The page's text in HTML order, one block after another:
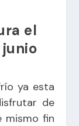
el
ya esta
de
mismo fin